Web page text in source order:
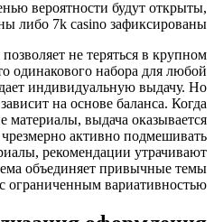
степенью вероятности будут
изучены либо 7k casino
позволяет не теряться в
Вместо одинакового набора
создает индивидуальную
зависит на основе
схожие материалы, выдача
Если чрезмерно активно
материалы, рекомендации
система объединяет
вместе с ограниченным